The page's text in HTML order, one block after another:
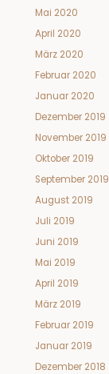
Mai 2020
April 2020
März 2020
Februar 2020
Januar 2020
Dezember 2019
November 2019
Oktober 2019
September 2019
August 2019
Juli 2019
Juni 2019
Mai 2019
April 2019
März 2019
Februar 2019
Januar 2019
Dezember 2018